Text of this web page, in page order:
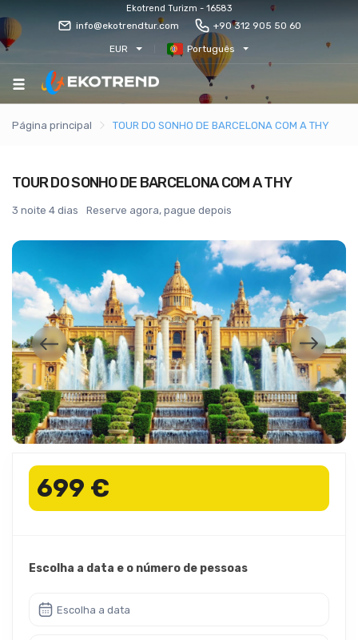
Ekotrend Turizm - 16583
info@ekotrendtur.com +90 312 905 50 60
EUR Português
Página principal TOUR DO SONHO DE BARCELONA COM A THY
TOUR DO SONHO DE BARCELONA COM A THY
3 noite 4 dias Reserve agora, pague depois
699 €
Escolha a data e o número de pessoas
Escolha a data